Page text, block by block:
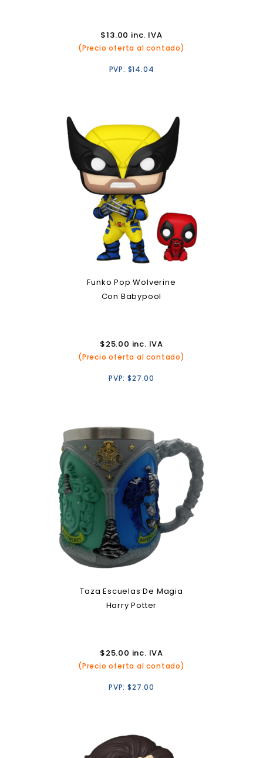
$13.00 inc. IVA
(Precio oferta al contado)
PVP: $14.04
Funko Pop Wolverine
Con Babypool
$25.00 inc. IVA
(Precio oferta al contado)
PVP:$27.00
Taza Escuelas De Magia
Harry Potter
$25.00 inc. IVA
(Precio oferta al contado)
PVP:$27.00